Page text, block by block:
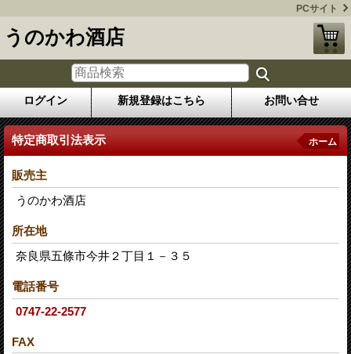
PCサイト
うのかわ酒店
ログイン 新規登録はこちら お問い合せ
特定商取引法表示 ホーム
販売主
うのかわ酒店
所在地
奈良県五條市今井２丁目１－３５
電話番号
0747-22-2577
FAX